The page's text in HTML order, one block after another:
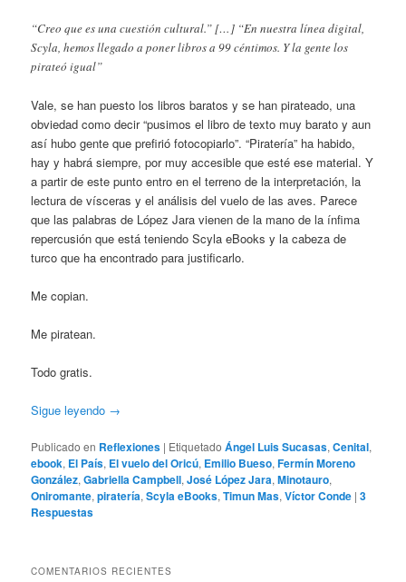
“Creo que es una cuestión cultural.” […] “En nuestra línea digital,
Scyla, hemos llegado a poner libros a 99 céntimos. Y la gente los
pirateó igual”
Vale, se han puesto los libros baratos y se han pirateado, una
obviedad como decir “pusimos el libro de texto muy barato y aun
así hubo gente que prefirió fotocopiarlo”. “Piratería” ha habido,
hay y habrá siempre, por muy accesible que esté ese material. Y
a partir de este punto entro en el terreno de la interpretación, la
lectura de vísceras y el análisis del vuelo de las aves. Parece
que las palabras de López Jara vienen de la mano de la ínfima
repercusión que está teniendo Scyla eBooks y la cabeza de
turco que ha encontrado para justificarlo.
Me copian.
Me piratean.
Todo gratis.
Sigue leyendo →
Publicado en Reflexiones | Etiquetado Ángel Luis Sucasas,Cenital,
ebook, El País, El vuelo del Oricú, Emilio Bueso,Fermín Moreno
González,Gabriella Campbell,José López Jara,Minotauro,
Oniromante,piratería,Scyla eBooks,Timun Mas,Víctor Conde |3
Respuestas
COMENTARIOS RECIENTES